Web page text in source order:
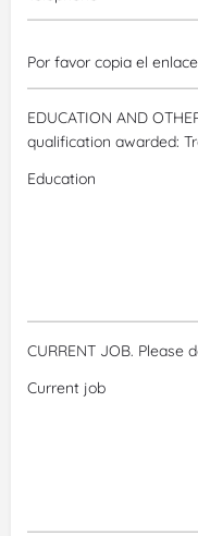
EDUCATION AND
qualification awarded:
CURRENT JOB. Please